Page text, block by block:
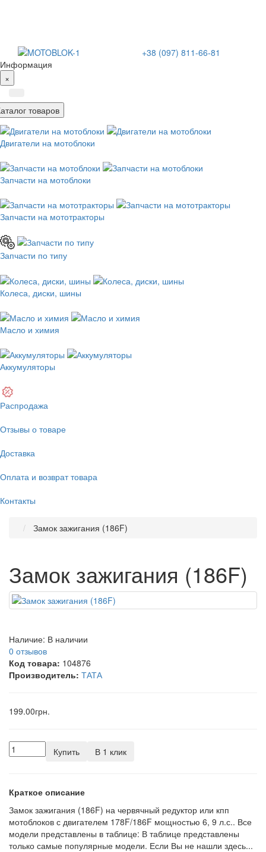
+38 (097) 811-66-81
Информация
×
товаров
Двигатели на мотоблоки
Запчасти на мотоблоки
Запчасти на мототракторы
Запчасти по типу
Колеса, диски, шины
Масло и химия
Аккумуляторы
Распродажа
Отзывы о товаре
Доставка
Оплата и возврат товара
Контакты
Замок зажигания (186F)
Замок зажигания (186F)
Наличие: В наличии
0 отзывов
Код товара: 104876
Производитель: ТАТА
199.00грн.
Купить В 1 клик
Краткое описание
Замок зажигания (186F) на червячный редуктор или кпп
мотоблоков с двигателем 178F/186F мощностью 6, 9 л.с.. Все
модели представлены в таблице: В таблице представлены
только самые популярные модели. Если Вы не нашли здесь...